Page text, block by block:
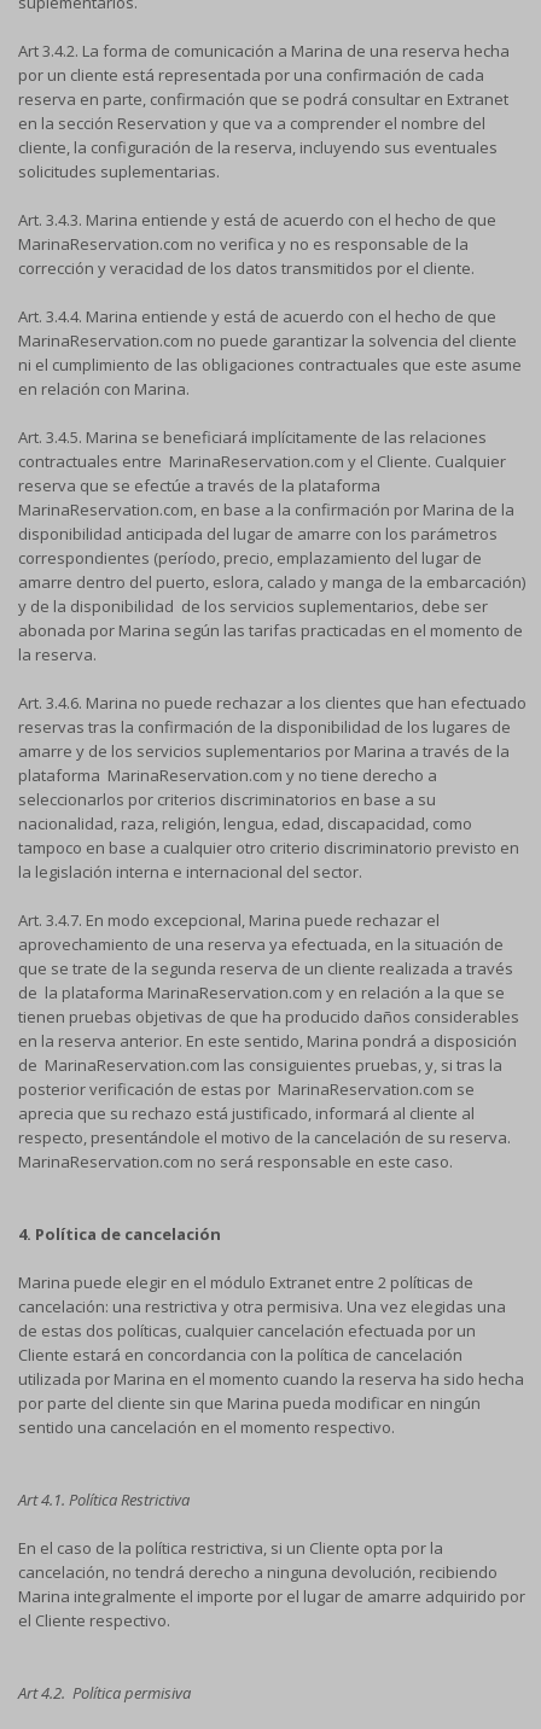
Art 3.4.2. La forma de comunicación a Marina de una reserva hecha
por un cliente está representada por una confirmación de cada
reserva en parte, confirmación que se podrá consultar en Extranet
en la sección Reservation y que va a comprender el nombre del
cliente, la configuración de la reserva, incluyendo sus eventuales
solicitudes suplementarias.
Art. 3.4.3. Marina entiende y está de acuerdo con el hecho de que
MarinaReservation.com no verifica y no es responsable de la
corrección y veracidad de los datos transmitidos por el cliente.
Art. 3.4.4. Marina entiende y está de acuerdo con el hecho de que
MarinaReservation.com no puede garantizar la solvencia del cliente
ni el cumplimiento de las obligaciones contractuales que este asume
en relación con Marina.
Art. 3.4.5. Marina se beneficiará implícitamente de las relaciones
contractuales entre MarinaReservation.com y el Cliente. Cualquier
reserva que se efectúe a través de la plataforma
MarinaReservation.com, en base a la confirmación por Marina de la
disponibilidad anticipada del lugar de amarre con los parámetros
correspondientes (período, precio, emplazamiento del lugar de
amarre dentro del puerto, eslora, calado y manga de la embarcación)
y de la disponibilidad de los servicios suplementarios, debe ser
abonada por Marina según las tarifas practicadas en el momento de
la reserva.
Art. 3.4.6. Marina no puede rechazar a los clientes que han efectuado
reservas tras la confirmación de la disponibilidad de los lugares de
amarre y de los servicios suplementarios por Marina a través de la
plataforma MarinaReservation.com y no tiene derecho a
seleccionarlos por criterios discriminatorios en base a su
nacionalidad, raza, religión, lengua, edad, discapacidad, como
tampoco en base a cualquier otro criterio discriminatorio previsto en
la legislación interna e internacional del sector.
Art. 3.4.7. En modo excepcional, Marina puede rechazar el
aprovechamiento de una reserva ya efectuada, en la situación de
que se trate de la segunda reserva de un cliente realizada a través
de la plataforma MarinaReservation.com y en relación a la que se
tienen pruebas objetivas de que ha producido daños considerables
en la reserva anterior. En este sentido, Marina pondrá a disposición
de MarinaReservation.com las consiguientes pruebas, y, si tras la
posterior verificación de estas por MarinaReservation.com se
aprecia que su rechazo está justificado, informará al cliente al
respecto, presentándole el motivo de la cancelación de su reserva.
MarinaReservation.com no será responsable en este caso.
4. Política de cancelación
Marina puede elegir en el módulo Extranet entre 2 políticas de
cancelación: una restrictiva y otra permisiva. Una vez elegidas una
de estas dos políticas, cualquier cancelación efectuada por un
Cliente estará en concordancia con la política de cancelación
utilizada por Marina en el momento cuando la reserva ha sido hecha
por parte del cliente sin que Marina pueda modificar en ningún
sentido una cancelación en el momento respectivo.
Art 4.1. Política Restrictiva
En el caso de la política restrictiva, si un Cliente opta por la
cancelación, no tendrá derecho a ninguna devolución, recibiendo
Marina integralmente el importe por el lugar de amarre adquirido por
el Cliente respectivo.
Art 4.2. Política permisiva